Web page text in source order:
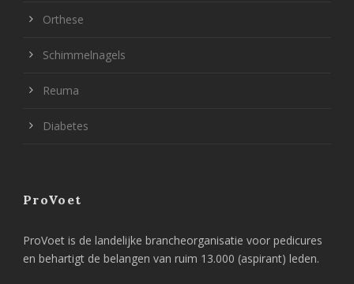
Orthese
Schimmelnagels
Reuma
Diabetes
ProVoet
ProVoet is de landelijke brancheorganisatie voor pedicures
en behartigt de belangen van ruim 13.000 (aspirant) leden.